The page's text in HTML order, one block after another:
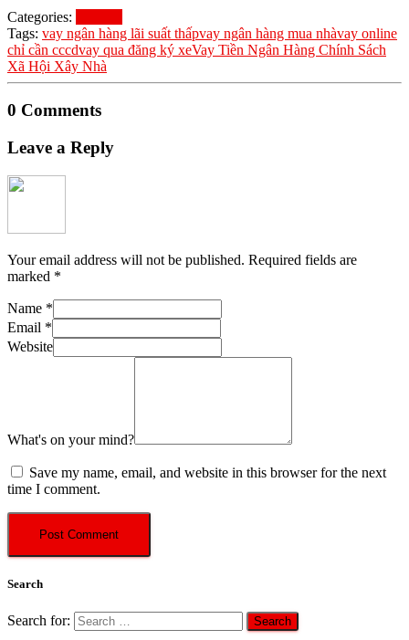
Categories:
Tags: vay ngân hàng lãi suất thấpvay ngân hàng mua nhàvay online
chỉ cần cccdvay qua đăng ký xeVay Tiền Ngân Hàng Chính Sách
Xã Hội Xây Nhà
0 Comments
Leave a Reply
Your email address will not be published. Required fields are
marked *
Name *
Email *
Website
What's on your mind?
Save my name, email, and website in this browser for the next
time I comment.
Search
Search for: